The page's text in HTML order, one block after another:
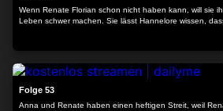
Wenn Renate Florian schon nicht haben kann, will sie
Leben schwer machen. Sie lässt Hannelore wissen,
Folge 53
Anna und Renate haben einen heftigen Streit, weil